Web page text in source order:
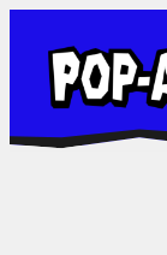
naar
inhoud